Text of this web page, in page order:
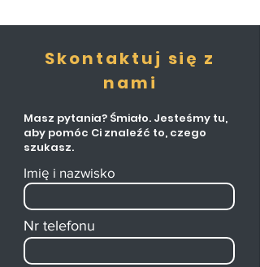
Skontaktuj się z
nami
Masz pytania? Śmiało. Jesteśmy tu,
aby pomóc Ci znaleźć to, czego
szukasz.
Imię i nazwisko
Nr telefonu